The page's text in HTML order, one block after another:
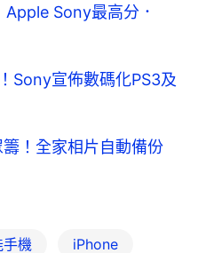
Sony最高分．
Sony宣佈數碼化PS3及
籌！全家相片自動備份
手機 iPhone